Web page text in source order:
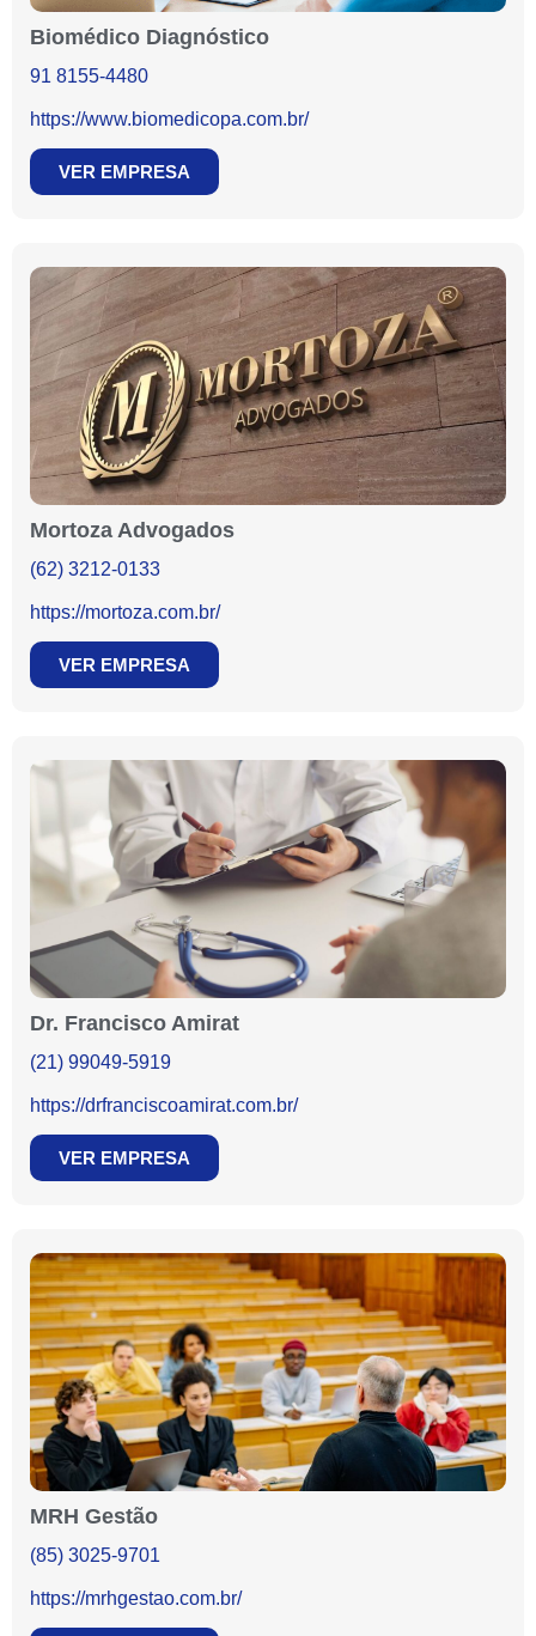
Biomédico Diagnóstico
91 8155-4480
https://www.biomedicopa.com.br/
VER EMPRESA
Mortoza Advogados
(62) 3212-0133
https://mortoza.com.br/
VER EMPRESA
Dr. Francisco Amirat
(21) 99049-5919
https://drfranciscoamirat.com.br/
VER EMPRESA
MRH Gestão
(85) 3025-9701
https://mrhgestao.com.br/